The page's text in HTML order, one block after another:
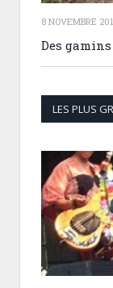
8 NOVEMBRE
Des
LES PLUS